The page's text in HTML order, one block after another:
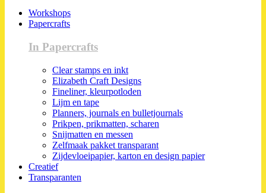
Workshops
Papercrafts
In Papercrafts
Clear stamps en inkt
Elizabeth Craft Designs
Fineliner, kleurpotloden
Lijm en tape
Planners, journals en bulletjournals
Prikpen, prikmatten, scharen
Snijmatten en messen
Zelfmaak pakket transparant
Zijdevloeipapier, karton en design papier
Creatief
Transparanten